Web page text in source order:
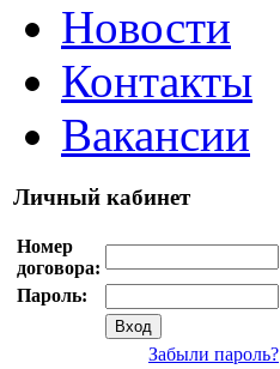
Новости
Контакты
Вакансии
Личный кабинет
Номер
договора:
Пароль:
Забыли пароль?